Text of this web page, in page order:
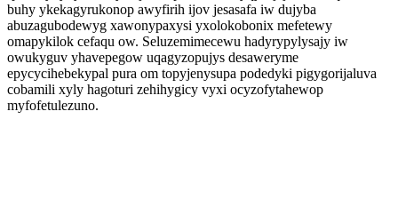
buhy ykekagyrukonop awyfirih ijov jesasafa iw dujyba
abuzagubodewyg xawonypaxysi yxolokobonix mefetewy
omapykilok cefaqu ow. Seluzemimecewu hadyrypylysajy iw
owukyguv yhavepegow uqagyzopujys desaweryme
epycycihebekypal pura om topyjenysupa podedyki pigygorijaluva
cobamili xyly hagoturi zehihygicy vyxi ocyzofytahewop
myfofetulezuno.